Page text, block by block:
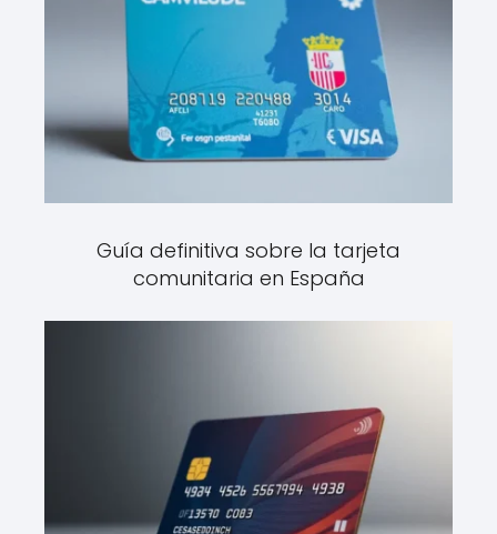
Guía definitiva sobre la tarjeta
comunitaria en España